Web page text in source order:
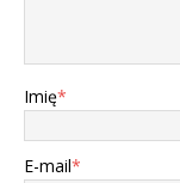
Imię*
E-mail*